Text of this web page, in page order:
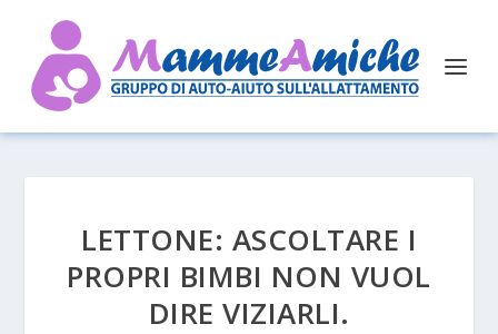
LETTONE: ASCOLTARE I
PROPRI BIMBI NON VUOL
DIRE VIZIARLI.